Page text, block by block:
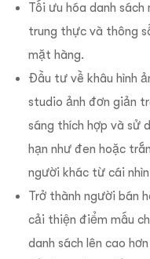
Tối ưu hóa danh
trung thực và thông
mặt hàng.
Đầu tư về khâu hình
studio ảnh đơn giản
sáng thích hợp và sử
hạn như đen hoặc
người khác từ cái
Trở thành người bán
cải thiện điểm mấu
danh sách lên cao